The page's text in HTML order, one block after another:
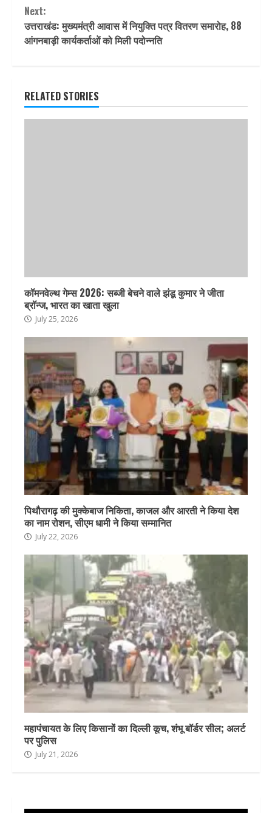
Next:
उत्तराखंड: मुख्यमंत्री आवास में नियुक्ति पत्र वितरण समारोह, 88
आंगनबाड़ी कार्यकर्ताओं को मिली पदोन्नति
RELATED STORIES
कॉमनवेल्थ गेम्स 2026: सब्जी बेचने वाले झंडू कुमार ने जीता
ब्रॉन्ज, भारत का खाता खुला
July 25, 2026
पिथौरागढ़ की मुक्केबाज निकिता, काजल और आरती ने किया देश
का नाम रोशन, सीएम धामी ने किया सम्मानित
July 22, 2026
महापंचायत के लिए किसानों का दिल्ली कूच, शंभू बॉर्डर सील; अलर्ट
पर पुलिस
July 21, 2026